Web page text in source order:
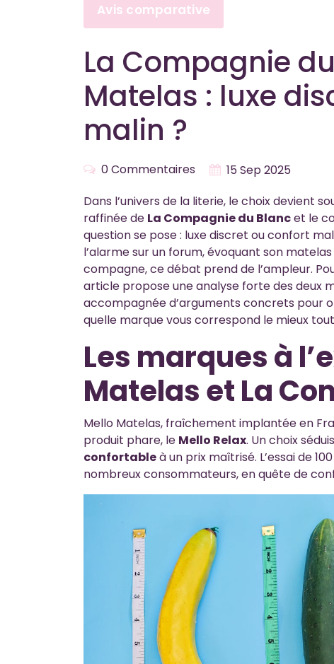
Avis comparative
La Compagnie
Matelas : luxe
malin ?
0 Commentaires
15 Sep 2025
Dans l’univers de la literie, le choix devient
raffinée de La Compagnie du Blancet le
question se pose : luxe discret ou confort
l’alarme sur un forum, évoquant son
compagne, ce débat prend de l’ampleur.
article propose une analyse forte des deux
accompagnée d’arguments concrets pour
quelle marque vous correspond le mieux
Les marques à
Matelas et La
Mello Matelas, fraîchement implantée en
produit phare, le Mello Relax. Un choix
confortableà un prix maîtrisé. L’essai de
nombreux consommateurs, en quête de